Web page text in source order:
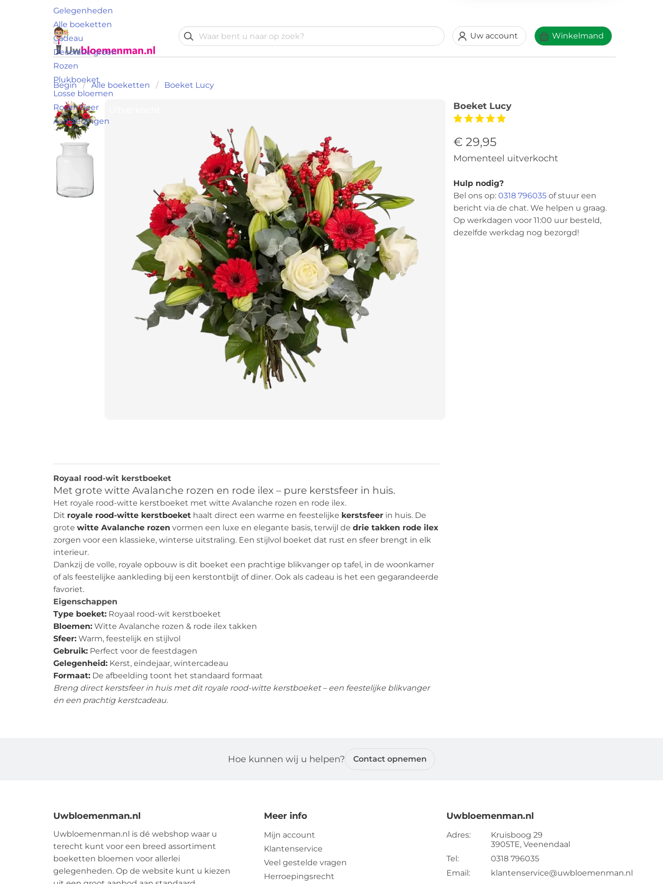
Uw account Winkelmand
Gelegenheden
Alle boeketten
Cadeau
Decoratie groen
Rozen
Plukboeket
Losse bloemen
Rozen beer
Aanbiedingen
Begin Alle boeketten Boeket Lucy
Boeket Lucy
€ 29,95
Momenteel uitverkocht
Hulp nodig?
Bel ons op:0318 796035 of stuur een
bericht via de chat. We helpen u graag.
Op werkdagen voor 11:00 uur besteld,
dezelfde werkdag nog bezorgd!
Royaal rood-wit kerstboeket
Met grote witte Avalanche rozen en rode ilex – pure kerstsfeer in huis.
Het royale rood-witte kerstboeket met witte Avalanche rozen en rode ilex.
Dit royale rood-witte kerstboeket haalt direct een warme en feestelijke kerstsfeer in huis. De
grote witte Avalanche rozen vormen een luxe en elegante basis, terwijl de drie takken rode ilex
zorgen voor een klassieke, winterse uitstraling. Een stijlvol boeket dat rust en sfeer brengt in elk
interieur.
Dankzij de volle, royale opbouw is dit boeket een prachtige blikvanger op tafel, in de woonkamer
of als feestelijke aankleding bij een kerstontbijt of diner. Ook als cadeau is het een gegarandeerde
favoriet.
Eigenschappen
Type boeket: Royaal rood-wit kerstboeket
Bloemen: Witte Avalanche rozen & rode ilex takken
Sfeer: Warm, feestelijk en stijlvol
Gebruik: Perfect voor de feestdagen
Gelegenheid: Kerst, eindejaar, wintercadeau
Formaat: De afbeelding toont het standaard formaat
Breng direct kerstsfeer in huis met dit royale rood-witte kerstboeket – een feestelijke blikvanger
én een prachtig kerstcadeau.
Hoe kunnen wij u helpen? Contact opnemen
Uwbloemenman.nl
Uwbloemenman.nl is dé webshop waar u
terecht kunt voor een breed assortiment
boeketten bloemen voor allerlei
gelegenheden. Op de website kunt u kiezen
Meer info
Mijn account
Klantenservice
Veel gestelde vragen
Herroepingsrecht
Uwbloemenman.nl
Adres:
Kruisboog 29
3905TE, Veenendaal
Tel:
0318 796035
Email:
klantenservice@uwbloemenman.nl